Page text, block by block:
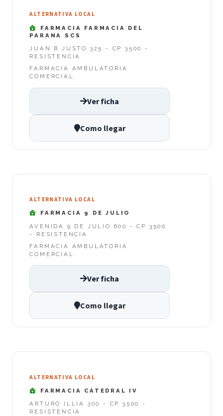
ALTERNATIVA LOCAL
FARMACIA FARMACIA DEL
PARANA SCS
JUAN B JUSTO 325 - CP 3500 -
RESISTENCIA
FARMACIA AMBULATORIA
COMERCIAL
Ver ficha
Como llegar
ALTERNATIVA LOCAL
FARMACIA 9 DE JULIO
AVENIDA 9 DE JULIO 600 - CP 3500
- RESISTENCIA
FARMACIA AMBULATORIA
COMERCIAL
Ver ficha
Como llegar
ALTERNATIVA LOCAL
FARMACIA CATEDRAL IV
ARTURO ILLIA 300 - CP 3500 -
RESISTENCIA